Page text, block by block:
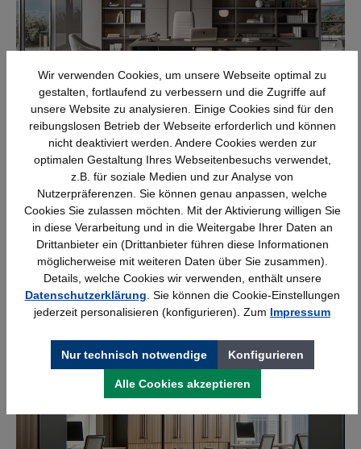
BÜROREGALE
SCHREIBTISCHE
Wir verwenden Cookies, um unsere Webseite optimal zu
gestalten, fortlaufend zu verbessern und die Zugriffe auf
unsere Website zu analysieren. Einige Cookies sind für den
reibungslosen Betrieb der Webseite erforderlich und können
nicht deaktiviert werden. Andere Cookies werden zur
optimalen Gestaltung Ihres Webseitenbesuchs verwendet,
z.B. für soziale Medien und zur Analyse von
Nutzerpräferenzen. Sie können genau anpassen, welche
Cookies Sie zulassen möchten. Mit der Aktivierung willigen Sie
in diese Verarbeitung und in die Weitergabe Ihrer Daten an
Drittanbieter ein (Drittanbieter führen diese Informationen
möglicherweise mit weiteren Daten über Sie zusammen).
Details, welche Cookies wir verwenden, enthält unsere
Datenschutzerklärung . Sie können die Cookie-Einstellungen
jederzeit personalisieren (konfigurieren). Zum Impressum
Nur technisch notwendige Konfigurieren
Alle Cookies akzeptieren